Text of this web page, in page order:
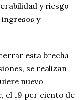
y riesgo
y
esta brecha
se realizan
nuevo
el 19 por ciento de